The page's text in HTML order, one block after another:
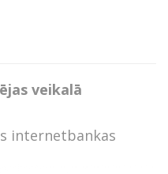
veikalā
internetbankas